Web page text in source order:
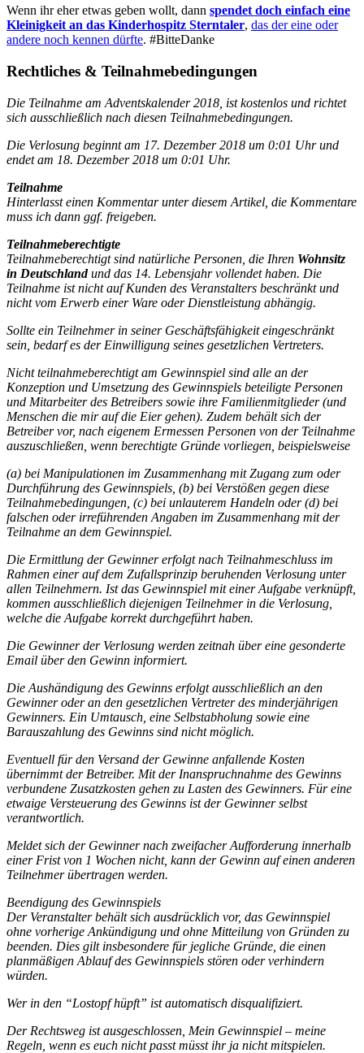
Wenn ihr eher etwas geben wollt, dann spendet doch einfach eine
Kleinigkeit an das Kinderhospitz Sterntaler, das der eine oder
andere noch kennen dürfte. #BitteDanke
Rechtliches & Teilnahmebedingungen
Die Teilnahme am Adventskalender 2018, ist kostenlos und richtet
sich ausschließlich nach diesen Teilnahmebedingungen.
Die Verlosung beginnt am 17. Dezember 2018 um 0:01 Uhr und
endet am 18. Dezember 2018 um 0:01 Uhr.
Teilnahme
Hinterlasst einen Kommentar unter diesem Artikel, die Kommentare
muss ich dann ggf. freigeben.
Teilnahmeberechtigte
Teilnahmeberechtigt sind natürliche Personen, die Ihren Wohnsitz
in Deutschlandund das 14. Lebensjahr vollendet haben. Die
Teilnahme ist nicht auf Kunden des Veranstalters beschränkt und
nicht vom Erwerb einer Ware oder Dienstleistung abhängig.
Sollte ein Teilnehmer in seiner Geschäftsfähigkeit eingeschränkt
sein, bedarf es der Einwilligung seines gesetzlichen Vertreters.
Nicht teilnahmeberechtigt am Gewinnspiel sind alle an der
Konzeption und Umsetzung des Gewinnspiels beteiligte Personen
und Mitarbeiter des Betreibers sowie ihre Familienmitglieder (und
Menschen die mir auf die Eier gehen). Zudem behält sich der
Betreiber vor, nach eigenem Ermessen Personen von der Teilnahme
auszuschließen, wenn berechtigte Gründe vorliegen, beispielsweise
(a) bei Manipulationen im Zusammenhang mit Zugang zum oder
Durchführung des Gewinnspiels, (b) bei Verstößen gegen diese
Teilnahmebedingungen, (c) bei unlauterem Handeln oder (d) bei
falschen oder irreführenden Angaben im Zusammenhang mit der
Teilnahme an dem Gewinnspiel.
Die Ermittlung der Gewinner erfolgt nach Teilnahmeschluss im
Rahmen einer auf dem Zufallsprinzip beruhenden Verlosung unter
allen Teilnehmern. Ist das Gewinnspiel mit einer Aufgabe verknüpft,
kommen ausschließlich diejenigen Teilnehmer in die Verlosung,
welche die Aufgabe korrekt durchgeführt haben.
Die Gewinner der Verlosung werden zeitnah über eine gesonderte
Email über den Gewinn informiert.
Die Aushändigung des Gewinns erfolgt ausschließlich an den
Gewinner oder an den gesetzlichen Vertreter des minderjährigen
Gewinners. Ein Umtausch, eine Selbstabholung sowie eine
Barauszahlung des Gewinns sind nicht möglich.
Eventuell für den Versand der Gewinne anfallende Kosten
übernimmt der Betreiber. Mit der Inanspruchnahme des Gewinns
verbundene Zusatzkosten gehen zu Lasten des Gewinners. Für eine
etwaige Versteuerung des Gewinns ist der Gewinner selbst
verantwortlich.
Meldet sich der Gewinner nach zweifacher Aufforderung innerhalb
einer Frist von 1 Wochen nicht, kann der Gewinn auf einen anderen
Teilnehmer übertragen werden.
Beendigung des Gewinnspiels
Der Veranstalter behält sich ausdrücklich vor, das Gewinnspiel
ohne vorherige Ankündigung und ohne Mitteilung von Gründen zu
beenden. Dies gilt insbesondere für jegliche Gründe, die einen
planmäßigen Ablauf des Gewinnspiels stören oder verhindern
würden.
Wer in den “Lostopf hüpft” ist automatisch disqualifiziert.
Der Rechtsweg ist ausgeschlossen, Mein Gewinnspiel – meine
Regeln, wenn es euch nicht passt müsst ihr ja nicht mitspielen.